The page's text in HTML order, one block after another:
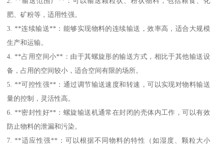
肥、矿粉等，适用性强。
3. **连续输送**：能够实现物料的连续输送，效率高，适合大规模
生产和运输。
4. **占用空间小**：由于其螺旋形的输送方式，相比于其他输送设
备，占用的空间较小，适合空间有限的场所。
5. **可控性强**：通过调节输送速度和转速，可以实现对物料输送
量的控制，灵活性高。
6. **密封性好**：螺旋输送机通常在封闭的壳体内工作，可以有效
防止物料的泄漏和污染。
7. **适应性强**：可以根据不同物料的特性（如湿度、颗粒大小